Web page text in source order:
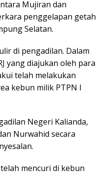
Mujiran dan
penggelapan getah
Selatan.
di pengadilan. Dalam
yang diajukan oleh para
telah melakukan
kebun milik PTPN I
Negeri Kalianda,
Nurwahid secara
mencuri di kebun